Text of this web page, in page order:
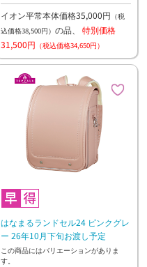
イオン平常本体価格35,000円 （税
込価格38,500円） の品、 特別価格
31,500円 （税込価格34,650円）
はなまるランドセル24 ピンクグレ
ー 26年10月下旬お渡し予定
この商品にはバリエーションがありま
す。